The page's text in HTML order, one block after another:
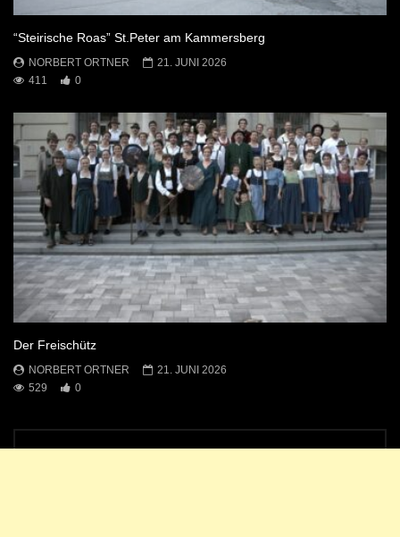
“Steirische Roas” St.Peter am Kammersberg
NORBERT ORTNER
21. JUNI 2026
411
0
Der Freischütz
NORBERT ORTNER
21. JUNI 2026
529
0